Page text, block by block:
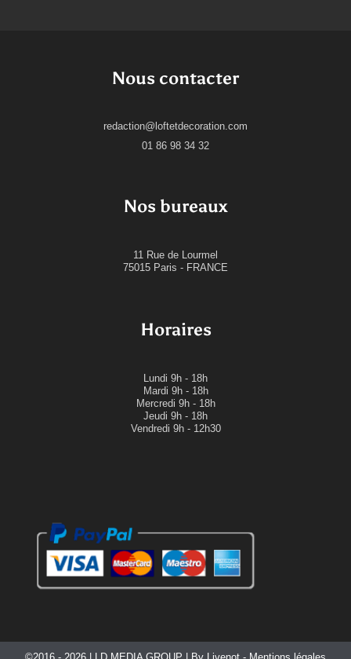
Nous contacter
redaction@loftetdecoration.com
01 86 98 34 32
Nos bureaux
11 Rue de Lourmel
75015 Paris - FRANCE
Horaires
Lundi 9h - 18h
Mardi 9h - 18h
Mercredi 9h - 18h
Jeudi 9h - 18h
Vendredi 9h - 12h30